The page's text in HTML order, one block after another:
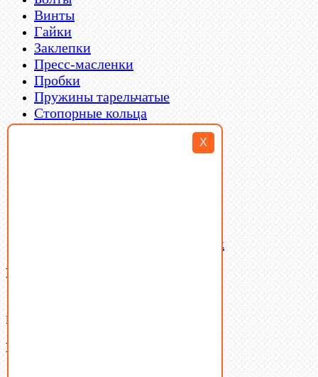
X
Винты
Гайки
Заклепки
Пресс-масленки
Пробки
Пружины тарельчатые
Стопорные кольца
Такелаж
Латунный и бронзовый крепеж
Ваша корзина
В корзине нет товаров.
Поиск